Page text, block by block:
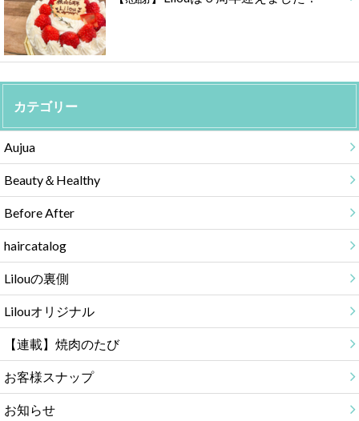
カテゴリー
Aujua
Beauty＆Healthy
Before After
haircatalog
Lilouの裏側
Lilouオリジナル
【連載】焼肉のたび
お客様スナップ
お知らせ